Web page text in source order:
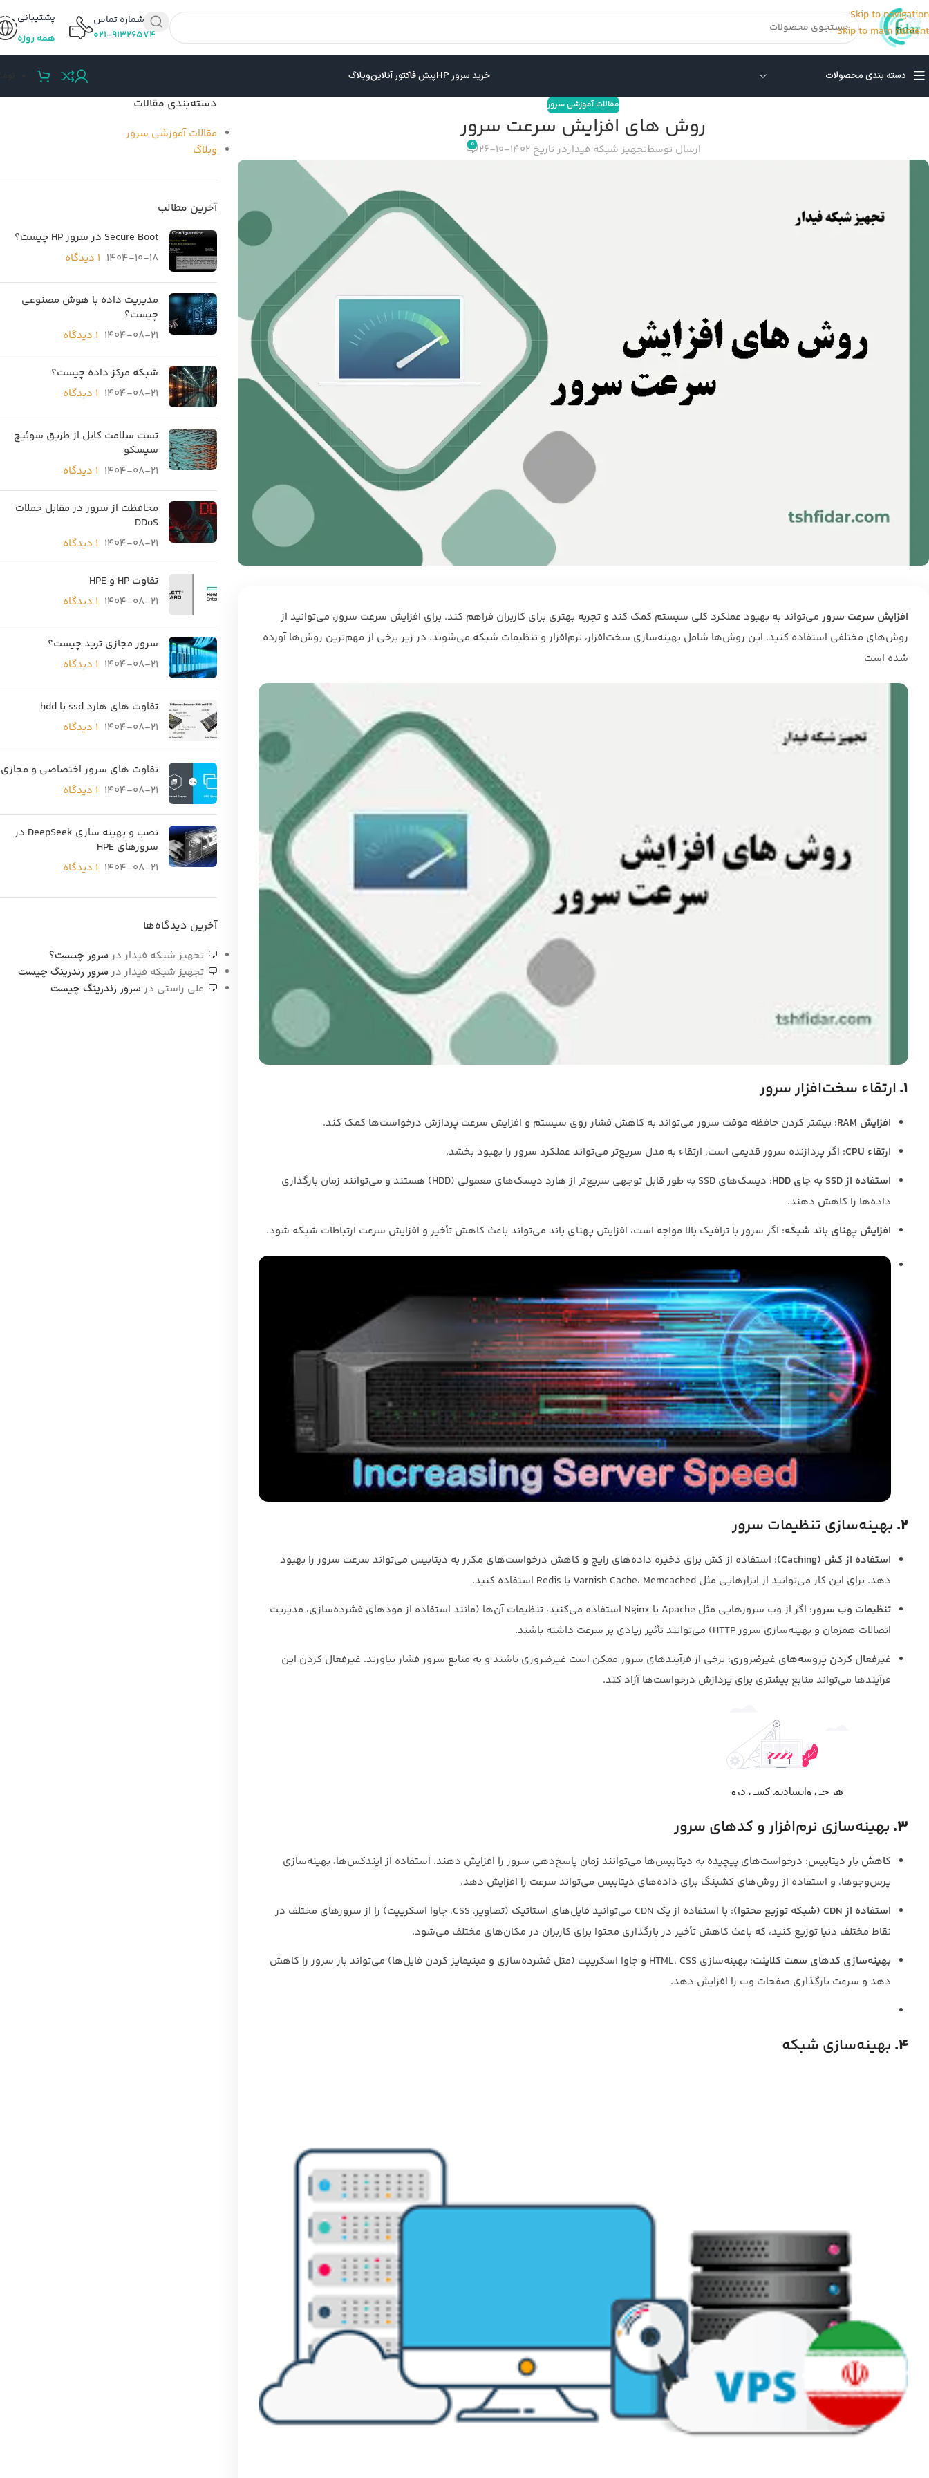
Skip to navigation
Skip to main content
شماره تماس
۰۲۱-۹۱۳۲۶۵۷۴
پشتیبانی
همه روزه
دسته بندی محصولات خرید سرور HP پیش فاکتور آنلاینوبلاگ
مقالات آموزشی سرور
روش های افزایش سرعت سرور
ارسال توسطتجهیز شبکه فیداردر تاریخ 1402-10-26 0
افزایش سرعت سرور می‌تواند به بهبود عملکرد کلی سیستم کمک کند و تجربه بهتری برای کاربران فراهم کند. برای افزایش سرعت سرور، می‌توانید از
روش‌های مختلفی استفاده کنید. این روش‌ها شامل بهینه‌سازی سخت‌افزار، نرم‌افزار و تنظیمات شبکه می‌شوند. در زیر برخی از مهم‌ترین روش‌ها آورده
شده است
1. ارتقاء سخت‌افزار سرور
افزایش RAM
: بیشتر کردن حافظه موقت سرور می‌تواند به کاهش فشار روی سیستم و افزایش سرعت پردازش درخواست‌ها کمک کند.
ارتقاء CPU
: اگر پردازنده سرور قدیمی است، ارتقاء به مدل سریع‌تر می‌تواند عملکرد سرور را بهبود بخشد.
استفاده از SSD به جای HDD
: دیسک‌های SSD به طور قابل توجهی سریع‌تر از هارد دیسک‌های معمولی (HDD) هستند و می‌توانند زمان بارگذاری
داده‌ها را کاهش دهند.
افزایش پهنای باند شبکه: اگر سرور با ترافیک بالا مواجه است، افزایش پهنای باند می‌تواند باعث کاهش تأخیر و افزایش سرعت ارتباطات شبکه شود.
2. بهینه‌سازی تنظیمات سرور
استفاده از کش (Caching)
: استفاده از کش برای ذخیره داده‌های رایج و کاهش درخواست‌های مکرر به دیتابیس می‌تواند سرعت سرور را بهبود
دهد. برای این کار می‌توانید از ابزارهایی مثل Varnish Cache، Memcached یا Redis استفاده کنید.
تنظیمات وب سرور
: اگر از وب سرورهایی مثل Apache یا Nginx استفاده می‌کنید، تنظیمات آن‌ها (مانند استفاده از مود‌های فشرده‌سازی، مدیریت
اتصالات همزمان و بهینه‌سازی سرور HTTP) می‌توانند تأثیر زیادی بر سرعت داشته باشند.
غیرفعال کردن پروسه‌های غیرضروری: برخی از فرآیندهای سرور ممکن است غیرضروری باشند و به منابع سرور فشار بیاورند. غیرفعال کردن این
فرآیندها می‌تواند منابع بیشتری برای پردازش درخواست‌ها آزاد کند.
3. بهینه‌سازی نرم‌افزار و کدهای سرور
کاهش بار دیتابیس: درخواست‌های پیچیده به دیتابیس‌ها می‌توانند زمان پاسخ‌دهی سرور را افزایش دهند. استفاده از ایندکس‌ها، بهینه‌سازی
پرس‌و‌جوها، و استفاده از روش‌های کشینگ برای داده‌های دیتابیس می‌تواند سرعت را افزایش دهد.
استفاده از CDN (شبکه توزیع محتوا)
: با استفاده از یک CDN می‌توانید فایل‌های استاتیک (تصاویر، CSS، جاوا اسکریپت) را از سرورهای مختلف در
نقاط مختلف دنیا توزیع کنید، که باعث کاهش تأخیر در بارگذاری محتوا برای کاربران در مکان‌های مختلف می‌شود.
بهینه‌سازی کدهای سمت کلاینت
: بهینه‌سازی HTML، CSS و جاوا اسکریپت (مثل فشرده‌سازی و مینیمایز کردن فایل‌ها) می‌تواند بار سرور را کاهش
دهد و سرعت بارگذاری صفحات وب را افزایش دهد.
4. بهینه‌سازی شبکه
دسته‌بندی مقالات
مقالات آموزشی سرور
وبلاگ
آخرین مطالب
Secure Boot در سرور HP چیست؟
1404-10-18 ۱ دیدگاه
مدیریت داده با هوش مصنوعی
چیست؟
1404-08-21 ۱ دیدگاه
شبکه مرکز داده چیست؟
1404-08-21 ۱ دیدگاه
تست سلامت کابل از طریق سوئیچ
سیسکو
1404-08-21 ۱ دیدگاه
محافظت از سرور در مقابل حملات
DDoS
1404-08-21 ۱ دیدگاه
تفاوت HP و HPE
1404-08-21 ۱ دیدگاه
سرور مجازی ترید چیست؟
1404-08-21 ۱ دیدگاه
تفاوت های هارد ssd با hdd
1404-08-21 ۱ دیدگاه
تفاوت های سرور اختصاصی و مجازی
1404-08-21 ۱ دیدگاه
نصب و بهینه سازی DeepSeek در
سرورهای HPE
1404-08-21 ۱ دیدگاه
آخرین دیدگاه‌ها
تجهیز شبکه فیدار در سرور چیست؟
تجهیز شبکه فیدار در سرور رندرینگ چیست
علی راستی در سرور رندرینگ چیست